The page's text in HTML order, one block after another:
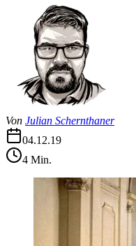
Von Julian Schernthaner
04.12.19
4 Min.